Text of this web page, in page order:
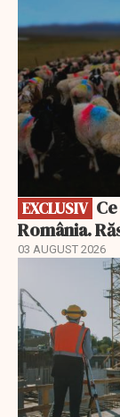
EXCLUSIV
România.
03 AUGUST 2026